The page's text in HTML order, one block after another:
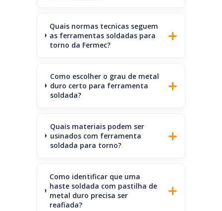
Quais normas tecnicas seguem
as ferramentas soldadas para
torno da Fermec?
Como escolher o grau de metal
duro certo para ferramenta
soldada?
Quais materiais podem ser
usinados com ferramenta
soldada para torno?
Como identificar que uma
haste soldada com pastilha de
metal duro precisa ser
reafiada?